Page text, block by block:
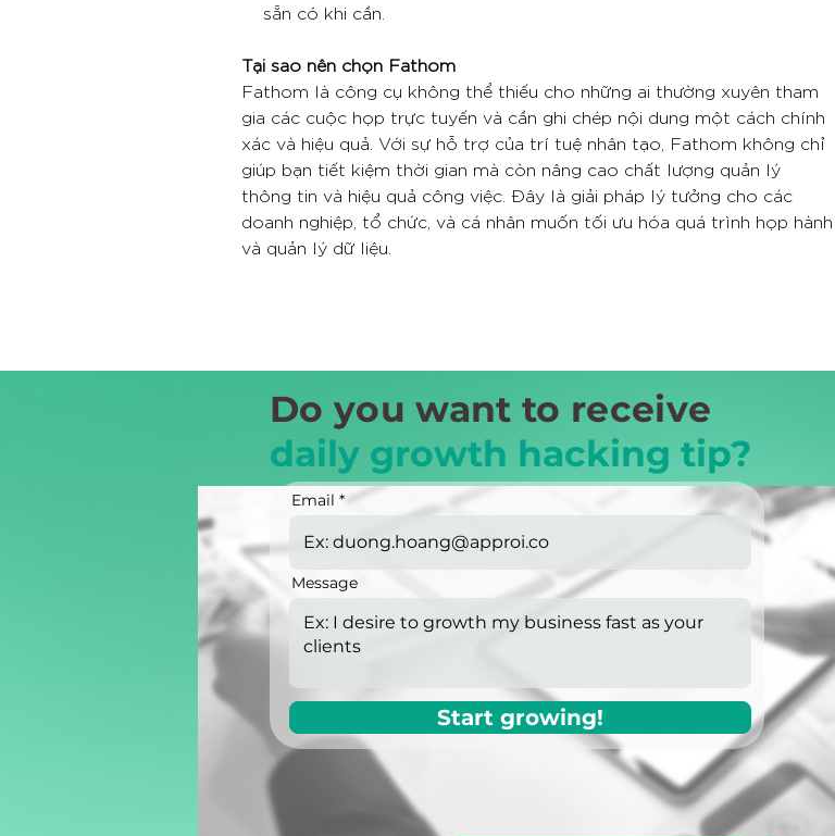
sẵn có khi cần.
Tại sao nên chọn Fathom
Fathom là công cụ không thể thiếu cho những ai thường xuyên tham
gia các cuộc họp trực tuyến và cần ghi chép nội dung một cách chính
xác và hiệu quả. Với sự hỗ trợ của trí tuệ nhân tạo, Fathom không chỉ
giúp bạn tiết kiệm thời gian mà còn nâng cao chất lượng quản lý
thông tin và hiệu quả công việc. Đây là giải pháp lý tưởng cho các
doanh nghiệp, tổ chức, và cá nhân muốn tối ưu hóa quá trình họp hành
và quản lý dữ liệu.
Do you want to receive
daily growth hacking tip?
Email
Message
Start growing!